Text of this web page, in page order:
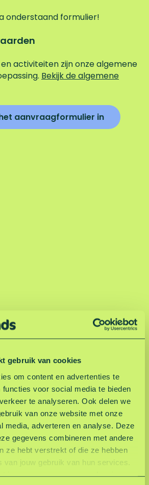
gebruik van cookies
om content en advertenties te
functies voor social media te bieden
te analyseren. Ook delen we
van onze website met onze
media, adverteren en analyse. Deze
gegevens combineren met andere
ze hebt verstrekt of die ze hebben
van jouw gebruik van hun services.
onderstaand formulier!
activiteiten zijn onze algemene
Bekijk de algemene
aanvraagformulier in
organiseren, zoals een
sportevenement? Ga dan naar
en neem contact met ons op.